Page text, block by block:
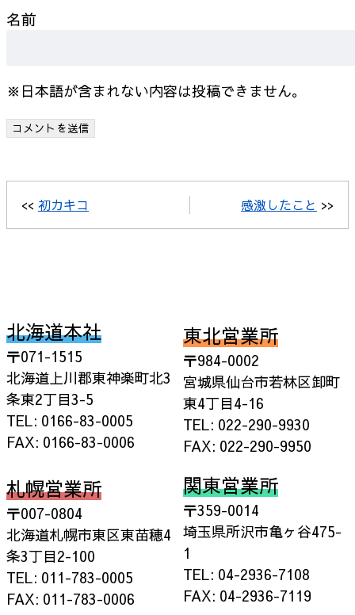
名前
※日本語が含まれない内容は投稿できません。
<< 初カキコ 感激したこと >>
北海道本社
〒071-1515
北海道上川郡東神楽町北3
条東2丁目3-5
TEL: 0166-83-0005
FAX: 0166-83-0006
札幌営業所
〒007-0804
北海道札幌市東区東苗穂4
条3丁目2-100
TEL: 011-783-0005
FAX: 011-783-0006
東北営業所
〒984-0002
宮城県仙台市若林区卸町
東4丁目4-16
TEL: 022-290-9930
FAX: 022-290-9950
関東営業所
〒359-0014
埼玉県所沢市亀ヶ谷475-
1
TEL: 04-2936-7108
FAX: 04-2936-7119